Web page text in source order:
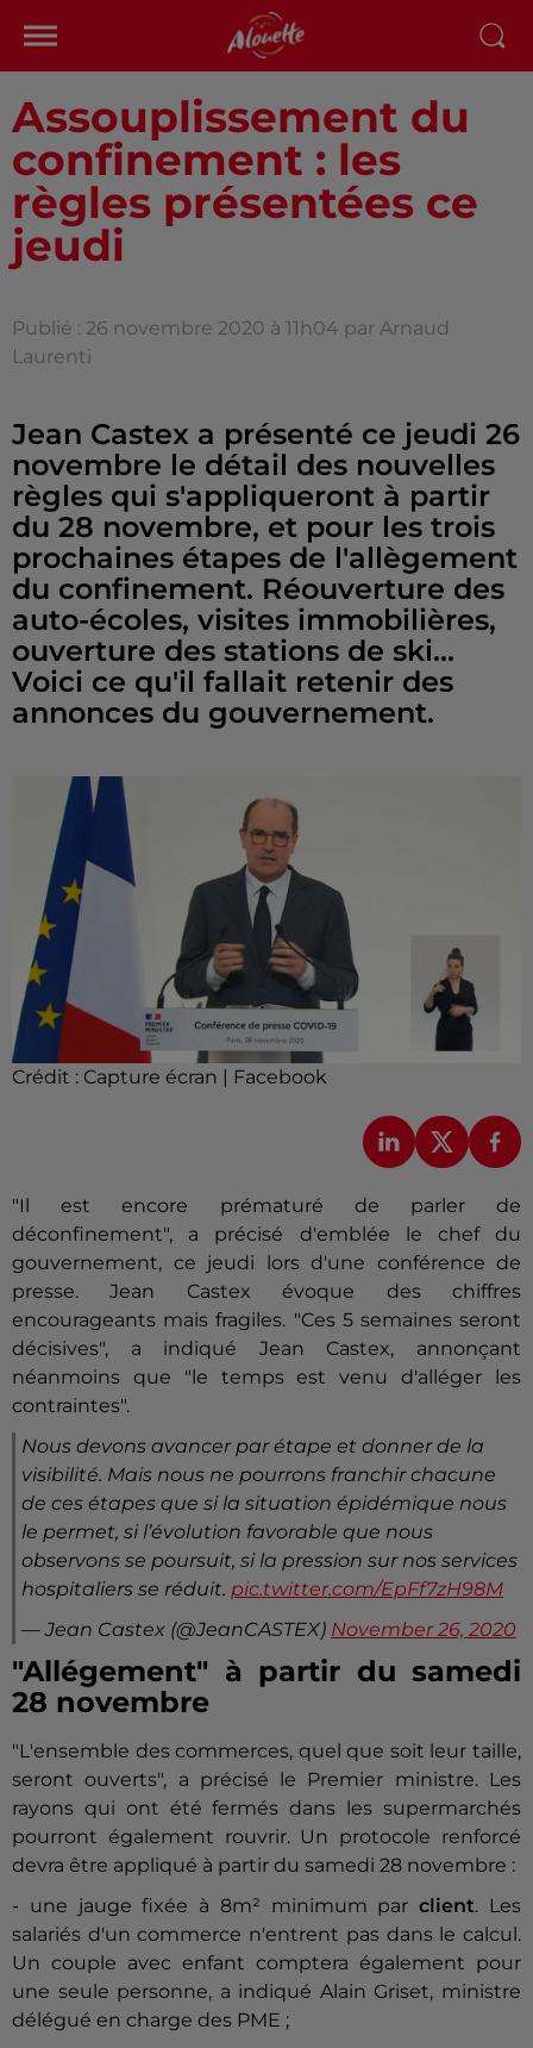
Assouplissement du
confinement : les
règles présentées ce
jeudi
Publié : 26 novembre 2020 à 11h04 par Arnaud
Laurenti
Jean Castex a présenté ce jeudi 26
novembre le détail des nouvelles
règles qui s'appliqueront à partir
du 28 novembre, et pour les trois
prochaines étapes de l'allègement
du confinement. Réouverture des
auto-écoles, visites immobilières,
ouverture des stations de ski...
Voici ce qu'il fallait retenir des
annonces du gouvernement.
Crédit : Capture écran | Facebook
"Il est encore prématuré de parler de
déconfinement", a précisé d'emblée le chef du
gouvernement, ce jeudi lors d'une conférence de
presse. Jean Castex évoque des chiffres
encourageants mais fragiles. "Ces 5 semaines seront
décisives", a indiqué Jean Castex, annonçant
néanmoins que "le temps est venu d'alléger les
contraintes".
Nous devons avancer par étape et donner de la
visibilité. Mais nous ne pourrons franchir chacune
de ces étapes que si la situation épidémique nous
le permet, si l’évolution favorable que nous
observons se poursuit, si la pression sur nos services
hospitaliers se réduit. pic.twitter.com/EpFf7zH98M
— Jean Castex (@JeanCASTEX) November 26, 2020
"Allégement" à partir du samedi
28 novembre
"L'ensemble des commerces, quel que soit leur taille,
seront ouverts", a précisé le Premier ministre. Les
rayons qui ont été fermés dans les supermarchés
pourront également rouvrir. Un protocole renforcé
devra être appliqué à partir du samedi 28 novembre :
- une jauge fixée à 8m² minimum parclient. Les
salariés d'un commerce n'entrent pas dans le calcul.
Un couple avec enfant comptera également pour
une seule personne, a indiqué Alain Griset, ministre
délégué en charge des PME ;